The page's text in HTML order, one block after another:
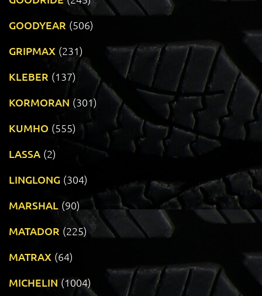
GOODYEAR (506)
GRIPMAX (231)
KLEBER (137)
KORMORAN (301)
KUMHO (555)
LASSA (2)
LINGLONG (304)
MARSHAL (90)
MATADOR (225)
MATRAX (64)
MICHELIN (1004)